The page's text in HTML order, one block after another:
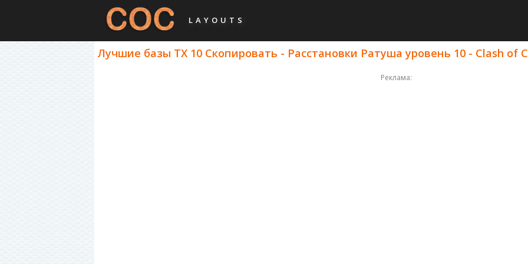
LAYOUTS
Лучшие базы ТХ 10 Скопировать - Расстановки Ратуша уровень 10 - Clash of
Реклама: